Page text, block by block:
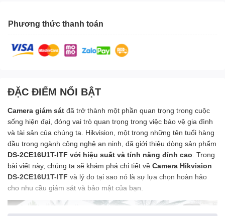
Phương thức thanh toán
ĐẶC ĐIỂM NỔI BẬT
Camera giám sát đã trở thành một phần quan trọng trong cuộc
sống hiện đại, đóng vai trò quan trọng trong việc bảo vệ gia đình
và tài sản của chúng ta. Hikvision, một trong những tên tuổi hàng
đầu trong ngành công nghệ an ninh, đã giới thiệu dòng sản phẩm
DS-2CE16U1T-ITF với hiệu suất và tính năng đỉnh cao . Trong
bài viết này, chúng ta sẽ khám phá chi tiết về Camera Hikvision
DS-2CE16U1T-ITF và lý do tại sao nó là sự lựa chọn hoàn hảo
cho nhu cầu giám sát và bảo mật của bạn.